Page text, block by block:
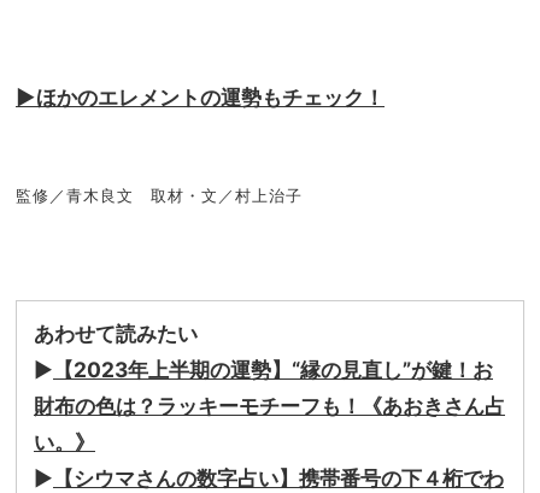
▶︎ほかのエレメントの運勢もチェック！
監修／青木良文 取材・文／村上治子
あわせて読みたい
▶︎ 【2023年上半期の運勢】“縁の見直し”が鍵！お
財布の色は？ラッキーモチーフも！《あおきさん占
い。》
▶︎ 【シウマさんの数字占い】携帯番号の下４桁でわ